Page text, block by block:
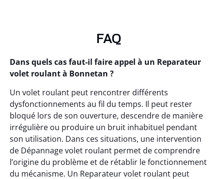
FAQ
Dans quels cas faut-il faire appel à un Reparateur
volet roulant à Bonnetan ?
Un volet roulant peut rencontrer différents
dysfonctionnements au fil du temps. Il peut rester
bloqué lors de son ouverture, descendre de manière
irrégulière ou produire un bruit inhabituel pendant
son utilisation. Dans ces situations, une intervention
de Dépannage volet roulant permet de comprendre
l’origine du problème et de rétablir le fonctionnement
du mécanisme. Un Reparateur volet roulant peut